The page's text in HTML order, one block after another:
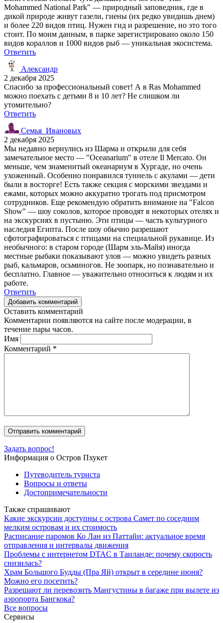
Mohammed National Park" — природный заповедник, где в
дикой природе живут газели, гиены (их редко увидишь днем)
и более 220 видов птиц. Нужен гид и разрешение, но это того
стоит. По моим данным, в парке зарегистрировано около 150
видов кораллов и 1000 видов рыб — уникальная экосистема.
Ответить
Александр
2 декабря 2025
Спасибо за профессиональный совет! А в Ras Mohammed
можно поехать с детьми 8 и 10 лет? Не слишком ли
утомительно?
Ответить
Семья_Ивановых
2 декабря 2025
Мы недавно вернулись из Шарма и открыли для себя
замечательное место — "Oceanarium" в отеле Il Mercato. Он
меньше, чем знаменитый океанариум в Хургаде, но очень
ухоженный. Особенно понравился туннель с акулами — дети
были в восторге! Есть также секция с морскими звездами и
ежами, которых можно аккуратно трогать под присмотром
сотрудников. Еще рекомендую обратить внимание на "Falcon
Show" — шоу соколов, которое проводят в некоторых отелях и
на экскурсиях в пустыню. Эти птицы — часть культурного
наследия Египта. После шоу обычно разрешают
сфотографироваться с птицами на специальной рукавице. Из
необычного: в старом городе (Шарм эль-Майя) иногда
местные рыбаки показывают улов — можно увидеть разных
рыб, кальмаров, осьминогов. Не зоопарк, но познавательно и
бесплатно. Главное — уважительно относиться к людям и их
работе.
Ответить
Добавить комментарий
Оставить комментарий
Комментарии появляются на сайте после модерации, в
течение пары часов.
Имя
Комментарий *
Задать вопрос!
Информация о Остров Пхукет
Путеводитель туриста
Вопросы и ответы
Достопримечательности
Также спрашивают
Какие экскурсии доступны с острова Самет по соседним
мелким островам и их стоимость
Расписание паромов Ко Лан из Паттайи: актуальное время
отправления и интервалы движения
Проблемы с интернетом DTAC в Таиланде: почему скорость
снизилась?
Храм Большого Будды (Пра Яй) открыт в середине июня?
Можно его посетить?
Разрешают ли перевозить Мангустины в багаже при вылете из
аэропорта Бангкока?
Все вопросы
Сервисы